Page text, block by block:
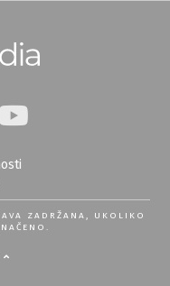
ZADRŽANA, UKOLIKO